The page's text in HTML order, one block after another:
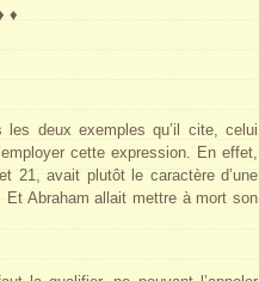
♦
deux exemples qu’il cite, celui
cette expression. En effet,
21, avait plutôt le caractère d’une
Abraham allait mettre à mort son